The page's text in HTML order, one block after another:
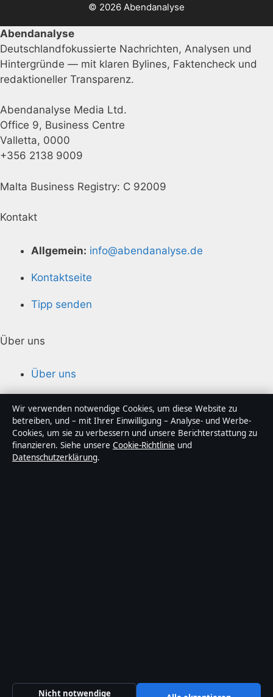
© 2026 Abendanalyse
Abendanalyse
Deutschlandfokussierte Nachrichten, Analysen und
Hintergründe — mit klaren Bylines, Faktencheck und
redaktioneller Transparenz.
Abendanalyse Media Ltd.
Office 9, Business Centre
Valletta, 0000
+356 2138 9009
Malta Business Registry: C 92009
Kontakt
Allgemein: info@abendanalyse.de
Kontaktseite
Tipp senden
Über uns
Über uns
Unsere Geschichte
Quellen & Standards
Nachrichtenanbieter mit Fokus auf Politik, Wirtschaft,
Wir verwenden notwendige Cookies, um diese Website zu
betreiben, und – mit Ihrer Einwilligung – Analyse- und Werbe-
Cookies, um sie zu verbessern und unsere Berichterstattung zu
finanzieren. Siehe unsere Cookie-Richtlinie und
Datenschutzerklärung.
Nicht notwendige